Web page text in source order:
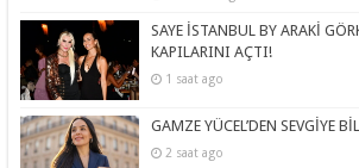
SAYE İSTANBUL BY ARAKİ
KAPILARINI AÇTI!
1 saat ago
GAMZE YÜCEL’DEN SEVGİYE
2 saat ago